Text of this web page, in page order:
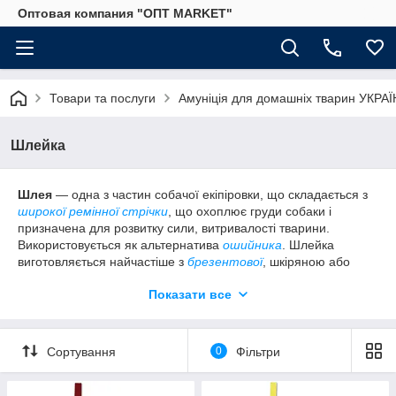
Оптовая компания "ОПТ MARKET"
Товари та послуги Амуніція для домашніх тварин
Шлейка
Шлея ― одна з частин собачої екіпіровки, що складається з
широкої ремінної стрічки , що охоплює груди собаки і
призначена для розвитку сили, витривалості тварини.
Використовується як альтернатива ошийника . Шлейка
виготовляється найчастіше з брезентової, шкіряною або
карабін поводочний оптом
дозволяє тварині легко дихати (шия тварини не
пережимається) і вільно рухатися.
Існують різні конструкції шлейки залежно від їх призначення,
розмірів і фізичної сили собаки. Шлея для собаки повинна
Показати все
Сортування 0 Фільтри